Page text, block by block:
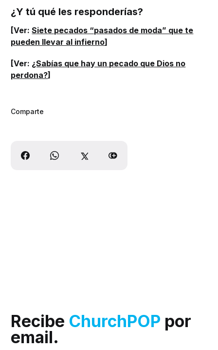
¿Y tú qué les responderías?
[Ver:Siete pecados “pasados de moda” que te
pueden llevar al infierno]
[Ver: ¿Sabías que hay un pecado que Dios no
perdona?]
Comparte
Recibe ChurchPOP por
email.